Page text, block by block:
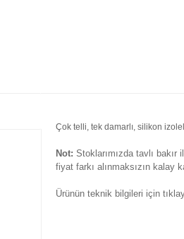
Çok telli, tek damarlı, silikon
Not: Stoklarımızda tavlı bakır
fiyat farkı alınmaksızın kalay
Ürünün teknik bilgileri için